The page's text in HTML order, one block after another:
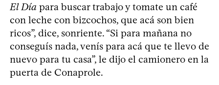
El Día para buscar trabajo y tomate un café
con leche con bizcochos, que acá son bien
ricos”, dice, sonriente. “Si para mañana no
conseguís nada, venís para acá que te llevo de
nuevo para tu casa”, le dijo el camionero en la
puerta de Conaprole.